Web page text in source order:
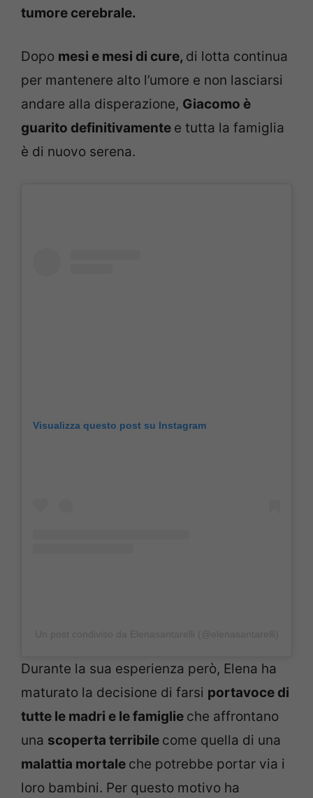
tumore cerebrale.
Dopo mesi e mesi di cure, di lotta continua
per mantenere alto l’umore e non lasciarsi
andare alla disperazione, Giacomo è
guarito definitivamente e tutta la famiglia
è di nuovo serena.
Visualizza questo post su Instagram
Durante la sua esperienza però, Elena ha
maturato la decisione di farsi portavoce di
tutte le madri e le famiglie che affrontano
una scoperta terribile come quella di una
malattia mortale che potrebbe portar via i
loro bambini. Per questo motivo ha